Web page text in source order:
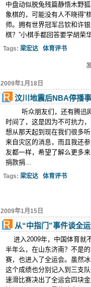
中盘动似脱兔残篇静悟木野
象棋的，可能没有人不晓得“
师。拥有世界冠军吕钦和许
棋？”小棋手都回答要学胡荣
Tags: 梁宏达 体育评书
2009年1月18日
汶川地震后NBA停播
听众朋友们，还有腾迅网
时间了，这是因为不可抗力
想从那天起到现在我们很多
来自灾区的消息，而且我还
友都一样，希望了解么更多
捐款捐...
Tags: 梁宏达 体育评书
2009年1月15日
从“中指门”事件谈全
进入2009年，中国体育就
半年么，在山东济南？不是
赛，也进入了全运会。虽然
这个成绩也分别记入到三支
速滑比赛决出了全运会四块